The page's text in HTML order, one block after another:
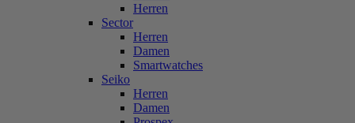
Herren
Sector
Herren
Damen
Smartwatches
Seiko
Herren
Damen